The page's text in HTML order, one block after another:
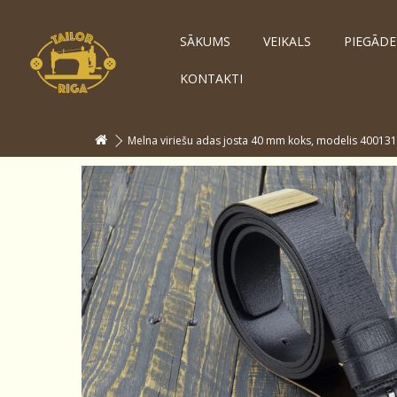
SĀKUMS VEIKALS PIEGĀDE
KONTAKTI
Melna viriešu adas josta 40 mm koks, modelis 400131